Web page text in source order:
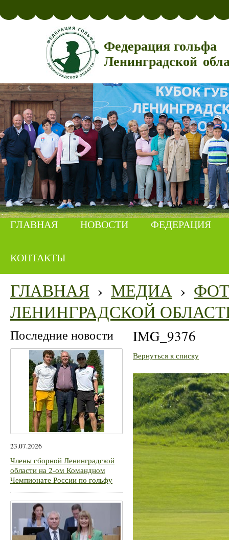
Федерация гольфа
Ленинградской
ГЛАВНАЯ НОВОСТИ ФЕДЕРАЦИЯ
КОНТАКТЫ
ГЛАВНАЯ › МЕДИА ›
ЛЕНИНГРАДСКОЙ
Последние новости
23.07.2026
Члены сборной Ленинградской
области на 2-ом Командном
Чемпионате России по гольфу
IMG_9376
Вернуться к списку